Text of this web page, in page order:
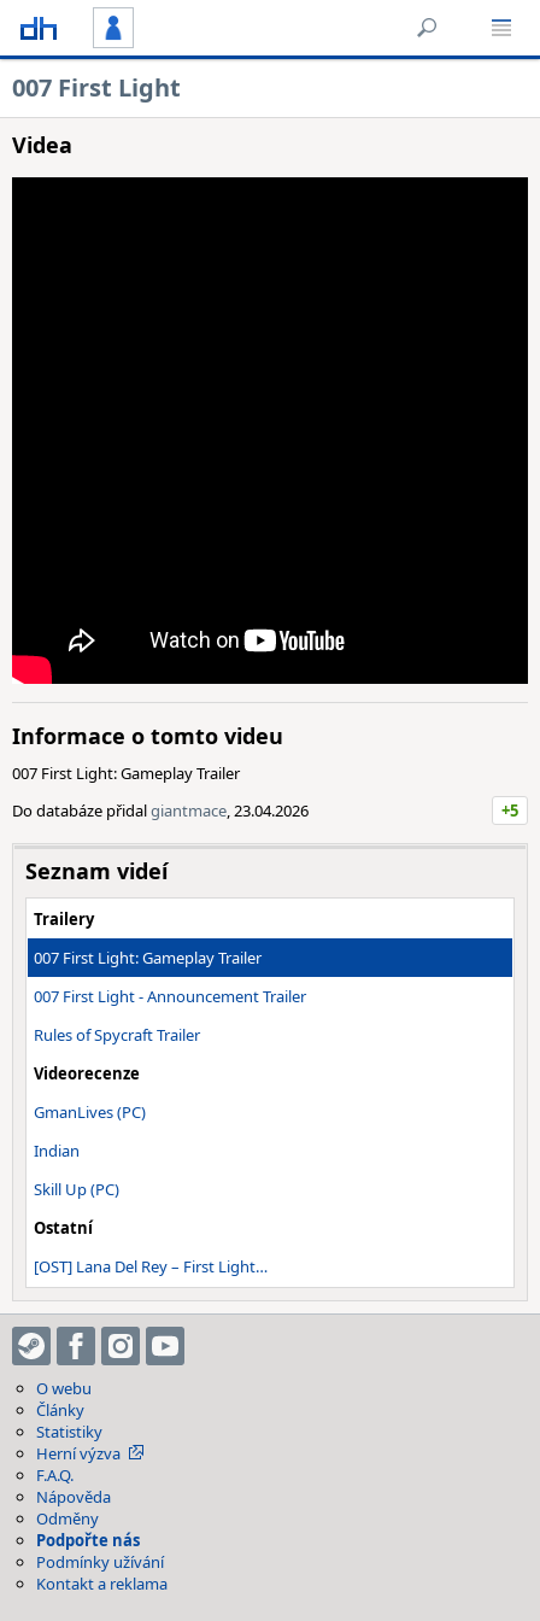
007 First Light
Videa
Informace o tomto videu
007 First Light: Gameplay Trailer
Do databáze přidalgiantmace, 23.04.2026 +5
Seznam videí
Trailery
007 First Light: Gameplay Trailer
007 First Light - Announcement Trailer
Rules of Spycraft Trailer
Videorecenze
GmanLives (PC)
Indian
Skill Up (PC)
Ostatní
[OST] Lana Del Rey – First Light…
O webu
Články
Statistiky
Herní výzva
F.A.Q.
Nápověda
Odměny
Podpořte nás
Podmínky užívání
Kontakt a reklama